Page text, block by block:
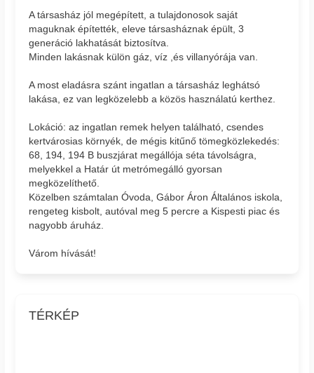
A társasház jól megépített, a tulajdonosok saját
maguknak építették, eleve társasháznak épült, 3
generáció lakhatását biztosítva.
Minden lakásnak külön gáz, víz ,és villanyórája van.
A most eladásra szánt ingatlan a társasház leghátsó
lakása, ez van legközelebb a közös használatú kerthez.
Lokáció: az ingatlan remek helyen található, csendes
kertvárosias környék, de mégis kitűnő tömegközlekedés:
68, 194, 194 B buszjárat megállója séta távolságra,
melyekkel a Határ út metrómegálló gyorsan
megközelíthető.
Közelben számtalan Óvoda, Gábor Áron Általános iskola,
rengeteg kisbolt, autóval meg 5 percre a Kispesti piac és
nagyobb áruház.
Várom hívását!
TÉRKÉP